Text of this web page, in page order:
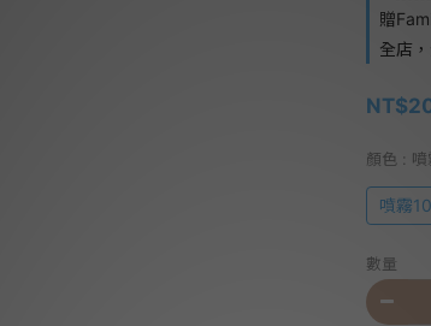
贈
全店
顏色 : 噴
噴霧
數量